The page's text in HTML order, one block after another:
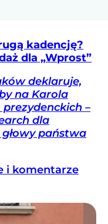
kadencję?
dla „Wprost”
deklaruje,
na Karola
–
dla
państwa
i komentarze